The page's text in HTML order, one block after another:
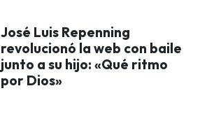
José Luis Repenning
revolucionó la web con baile
junto a su hijo: «Qué ritmo
por Dios»